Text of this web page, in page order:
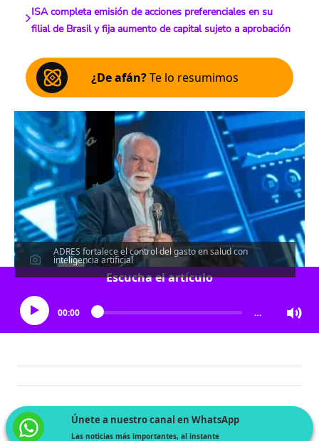
ISA completa emisión de acciones preferenciales en su
filial de Brasil y fija aumento de capital sujeto a aprobación
¿De afán?Te lo resumimos
ADRES fortalece el control del gasto en salud con
inteligencia artificial
Escucha el artículo
00:00 …
Únete a nuestro canal en WhatsApp
Las noticias más importantes, al instante